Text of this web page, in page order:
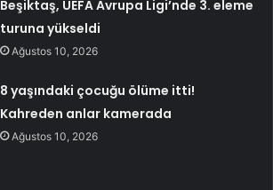
Beşiktaş, UEFA Avrupa Ligi’nde 3. eleme
turuna yükseldi
Ağustos 10, 2026
8 yaşındaki çocuğu ölüme itti!
Kahreden anlar kamerada
Ağustos 10, 2026